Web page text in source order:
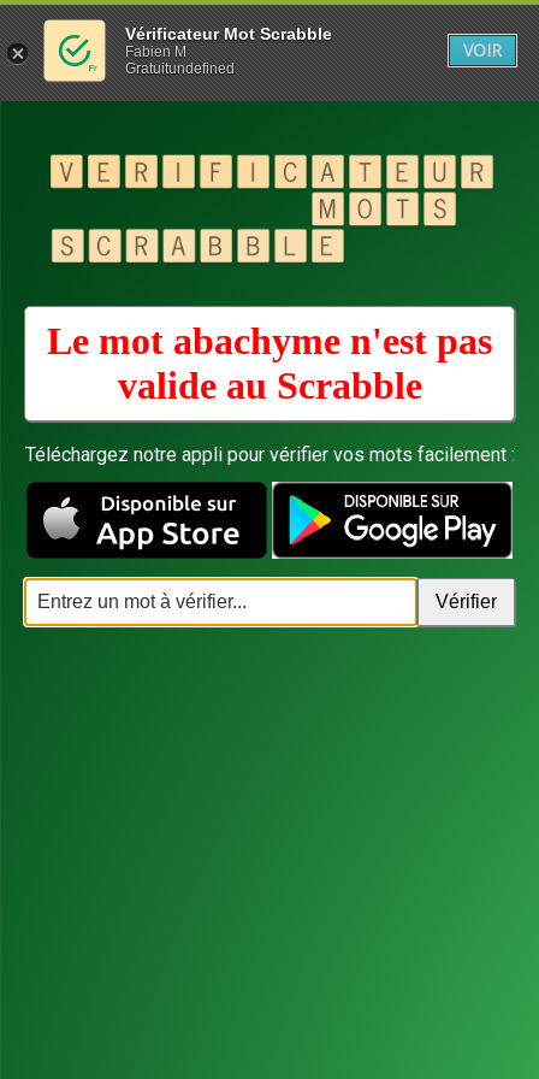
Le mot abachyme n'est pas
valide au Scrabble
Téléchargez notre appli pour vérifier vos mots facilement :
Vérificateur Mot Scrabble
Fabien M
Gratuitundefined
VOIR